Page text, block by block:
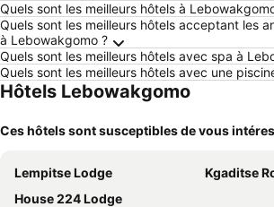
Quels sont les meilleurs hôtels à
Quels sont les meilleurs hôtels acceptant les
à Lebowakgomo ?
Quels sont les meilleurs hôtels avec spa à
Quels sont les meilleurs hôtels avec une
Hôtels Lebowakgomo
Ces hôtels sont susceptibles de vous
Lempitse Lodge
Kgaditse
House 224 Lodge